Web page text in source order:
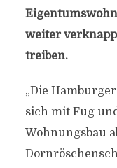
weiter
treiben.
„Die
sich mit Fug
Wohnungsbau